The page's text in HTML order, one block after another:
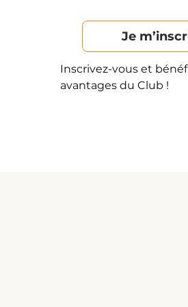
Je
Inscrivez-vous et
avantages du Club !